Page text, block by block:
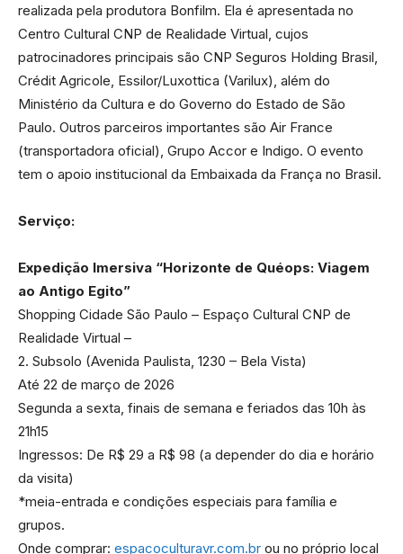
realizada pela produtora Bonfilm. Ela é apresentada no
Centro Cultural CNP de Realidade Virtual, cujos
patrocinadores principais são CNP Seguros Holding Brasil,
Crédit Agricole, Essilor/Luxottica (Varilux), além do
Ministério da Cultura e do Governo do Estado de São
Paulo. Outros parceiros importantes são Air France
(transportadora oficial), Grupo Accor e Indigo. O evento
tem o apoio institucional da Embaixada da França no Brasil.
Serviço:
Expedição Imersiva “Horizonte de Quéops: Viagem
ao Antigo Egito”
Shopping Cidade São Paulo – Espaço Cultural CNP de
Realidade Virtual –
2. Subsolo (Avenida Paulista, 1230 – Bela Vista)
Até 22 de março de 2026
Segunda a sexta, finais de semana e feriados das 10h às
21h15
Ingressos: De R$ 29 a R$ 98 (a depender do dia e horário
da visita)
*meia-entrada e condições especiais para família e
grupos.
Onde comprar: espacoculturavr.com.br ou no próprio local